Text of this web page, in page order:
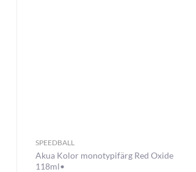
SPEEDBALL
Akua Kolor monotypifärg Red Oxide
118ml•